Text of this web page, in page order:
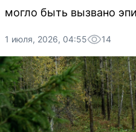
могло быть вызвано
1 июля, 2026, 04:55 14